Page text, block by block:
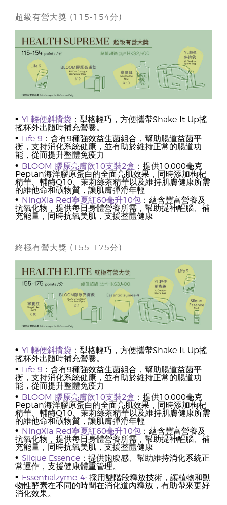
超級有營大獎 (115-154分)
• YL輕便斜揹袋 ：型格輕巧，方便攜帶Shake It Up搖
搖杯外出隨時補充營養。
• Life 9 ：含有9種強效益生菌組合，幫助腸道益菌平
衡，支持消化系統健康，並有助於維持正常的腸道功
能，從而提升整體免疫力
• BLOOM 膠原亮膚飲10支裝2盒 ：提供10,000毫克
Peptan海洋膠原蛋白的全面亮肌效果，同時添加枸杞
精華、輔酶Q10、茉莉綠茶精華以及維持肌膚健康所需
的維他命和礦物質，讓肌膚彈滑年輕
• NingXia Red寧夏紅60毫升10包 ：蘊含豐富營養及
抗氧化物，提供每日身體營養所需，幫助提神醒腦、補
充能量，同時抗氧美肌，支援整體健康
終極有營大獎 (155-175分)
• YL輕便斜揹袋 ：型格輕巧，方便攜帶Shake It Up搖
搖杯外出隨時補充營養。
• Life 9 ：含有9種強效益生菌組合，幫助腸道益菌平
衡，支持消化系統健康，並有助於維持正常的腸道功
能，從而提升整體免疫力
• BLOOM 膠原亮膚飲10支裝2盒 ：提供10,000毫克
Peptan海洋膠原蛋白的全面亮肌效果，同時添加枸杞
精華、輔酶Q10、茉莉綠茶精華以及維持肌膚健康所需
的維他命和礦物質，讓肌膚彈滑年輕
• NingXia Red寧夏紅60毫升10包 ：蘊含豐富營養及
抗氧化物，提供每日身體營養所需，幫助提神醒腦、補
充能量，同時抗氧美肌，支援整體健康
• Slique Essence ：提供飽腹感、幫助維持消化系統正
常運作，支援健康體重管理。
• Essentialzyme-4: 採用雙階段釋放技術，讓植物和動
物性酵素在不同的時間在消化道內釋放，有助帶來更好
消化效果。